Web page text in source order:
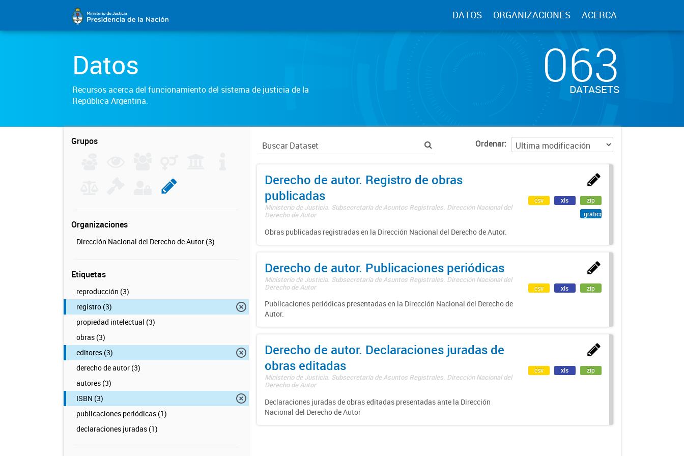
DATOS ORGANIZACIONES ACERCA
Datos
Recursos acerca del funcionamiento del sistema de justicia de la
República Argentina.
063
DATASETS
Grupos
Organizaciones
Dirección Nacional del Derecho de Autor (3)
Etiquetas
reproducción (3)
registro (3)
propiedad intelectual (3)
obras (3)
editores (3)
derecho de autor (3)
autores (3)
ISBN (3)
publicaciones periódicas (1)
declaraciones juradas (1)
Ordenar
Derecho de autor. Registro de obras
publicadas
Ministerio de Justicia. Subsecretaría de Asuntos Registrales. Dirección Nacional del
Derecho de Autor
Obras publicadas registradas en la Dirección Nacional del Derecho de Autor.
csv xls
zip
gráfico
Derecho de autor. Publicaciones periódicas
Ministerio de Justicia. Subsecretaría de Asuntos Registrales. Dirección Nacional del
Derecho de Autor
Publicaciones periódicas presentadas en la Dirección Nacional del Derecho de
Autor.
csv xls zip
Derecho de autor. Declaraciones juradas de
obras editadas
Ministerio de Justicia. Subsecretaría de Asuntos Registrales. Dirección Nacional del
Derecho de Autor
Declaraciones juradas de obras editadas presentadas ante la Dirección
Nacional del Derecho de Autor
csv xls zip